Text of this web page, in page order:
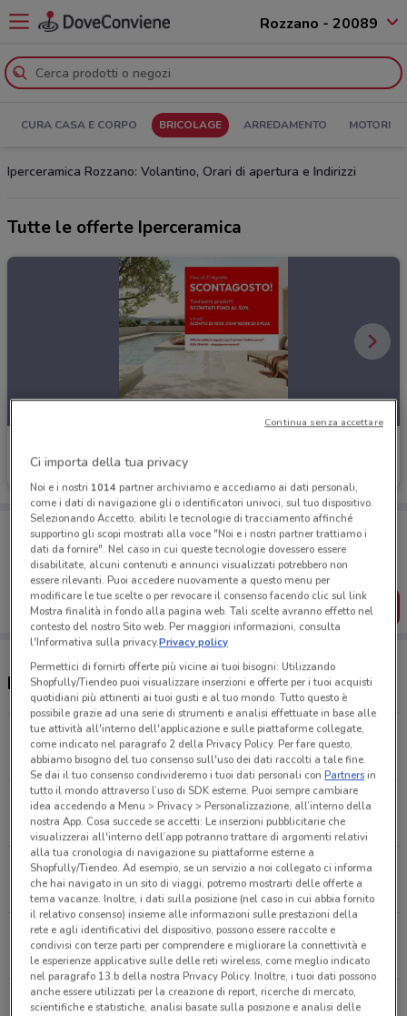
Rozzano - 20089
CURA CASA E CORPO BRICOLAGE ARREDAMENTO MOTORI
Iperceramica Rozzano: Volantino, Orari di apertura e Indirizzi
Tutte le offerte Iperceramica
Scade il 31/08
Porta DoveConviene sempre con te!
Puoi trovare le migliori offerte dei negozi vicino a te,
salvarle e creare la tua lista del risparmio, comodamente
dal tuo cellulare.
SCARICA L’APP
Negozi e orari Iperceramica
Via Stromboli, 20 Rozzano
759 m
Via Stromboli, 20 Rozzano
802 m
CHIUSO
Viale Italia 57 Corsico
6.9 km
Viale Italia, 57 Corsico
6.9 km
CHIUSO
Viale Umbria, 23 Milano
Ci importa della tua privacy
Noi e i nostri 1014partner archiviamo e accediamo ai dati personali,
come i dati di navigazione gli o identificatori univoci, sul tuo dispositivo.
Selezionando Accetto, abiliti le tecnologie di tracciamento affinché
supportino gli scopi mostrati alla voce "Noi e i nostri partner trattiamo i
dati da fornire". Nel caso in cui queste tecnologie dovessero essere
disabilitate, alcuni contenuti e annunci visualizzati potrebbero non
essere rilevanti. Puoi accedere nuovamente a questo menu per
modificare le tue scelte o per revocare il consenso facendo clic sul link
Mostra finalità in fondo alla pagina web. Tali scelte avranno effetto nel
contesto del nostro Sito web. Per maggiori informazioni, consulta
l'Informativa sulla privacy.Privacy policy
Permettici di fornirti offerte più vicine ai tuoi bisogni: Utilizzando
Shopfully/Tiendeo puoi visualizzare inserzioni e offerte per i tuoi acquisti
quotidiani più attinenti ai tuoi gusti e al tuo mondo. Tutto questo è
possibile grazie ad una serie di strumenti e analisi effettuate in base alle
tue attività all'interno dell'applicazione e sulle piattaforme collegate,
come indicato nel paragrafo 2 della Privacy Policy. Per fare questo,
abbiamo bisogno del tuo consenso sull'uso dei dati raccolti a tale fine.
Se dai il tuo consenso condivideremo i tuoi dati personali conPartnersin
tutto il mondo attraverso l’uso di SDK esterne. Puoi sempre cambiare
idea accedendo a Menu > Privacy > Personalizzazione, all’interno della
nostra App. Cosa succede se accetti: Le inserzioni pubblicitarie che
visualizzerai all'interno dell’app potranno trattare di argomenti relativi
alla tua cronologia di navigazione su piattaforme esterne a
Shopfully/Tiendeo. Ad esempio, se un servizio a noi collegato ci informa
che hai navigato in un sito di viaggi, potremo mostrarti delle offerte a
tema vacanze. Inoltre, i dati sulla posizione (nel caso in cui abbia fornito
il relativo consenso) insieme alle informazioni sulle prestazioni della
rete e agli identificativi del dispositivo, possono essere raccolte e
condivisi con terze parti per comprendere e migliorare la connettività e
le esperienze applicative sulle delle reti wireless, come meglio indicato
nel paragrafo 13.b della nostra Privacy Policy. Inoltre, i tuoi dati possono
anche essere utilizzati per la creazione di report, ricerche di mercato,
scientifiche e statistiche, analisi basate sulla posizione e analisi delle
Continua senza accettare